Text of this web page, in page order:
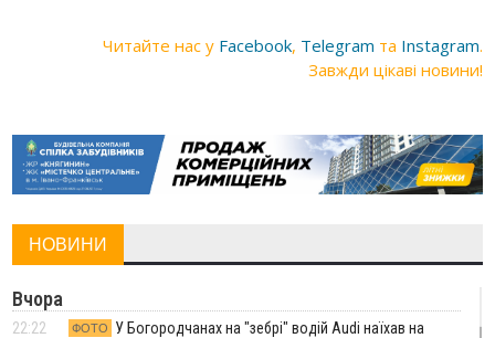
Читайте нас у Facebook, Telegram та Instagram.
Завжди цікаві новини!
НОВИНИ
Вчора
22:22 ФОТО
У Богородчанах на "зебрі" водій Audi наїхав на